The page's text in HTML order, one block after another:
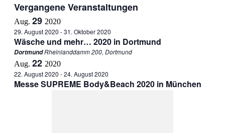
Vergangene Veranstaltungen
Aug. 29 2020
29. August 2020 -31. Oktober 2020
Wäsche und mehr… 2020 in Dortmund
DortmundRheinlanddamm 200, Dortmund
Aug. 22 2020
22. August 2020 -24. August 2020
Messe SUPREME Body&Beach 2020 in München